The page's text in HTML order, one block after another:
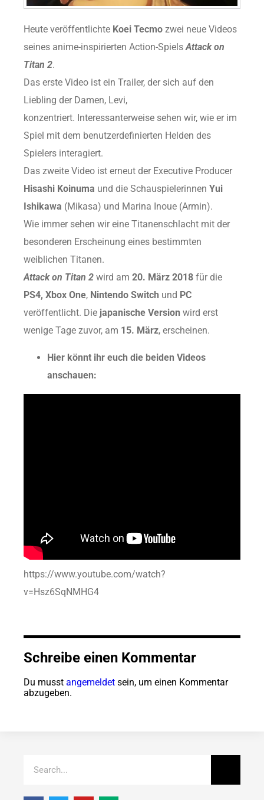
Heute veröffentlichte Koei Tecmo zwei neue Videos
seines anime-inspirierten Action-Spiels Attack on
Titan 2.
Das erste Video ist ein Trailer, der sich auf den
Liebling der Damen, Levi,
konzentriert. Interessanterweise sehen wir, wie er im
Spiel mit dem benutzerdefinierten Helden des
Spielers interagiert.
Das zweite Video ist erneut der Executive Producer
Hisashi Koinuma und die Schauspielerinnen Yui
Ishikawa (Mikasa) und Marina Inoue (Armin).
Wie immer sehen wir eine Titanenschlacht mit der
besonderen Erscheinung eines bestimmten
weiblichen Titanen.
Attack on Titan 2 wird am 20. März 2018 für die
PS4, Xbox One, Nintendo Switch und PC
veröffentlicht. Die japanische Version wird erst
wenige Tage zuvor, am 15. März, erscheinen.
Hier könnt ihr euch die beiden Videos
anschauen:
https://www.youtube.com/watch?
v=Hsz6SqNMHG4
Schreibe einen Kommentar
Du musst angemeldet sein, um einen Kommentar
abzugeben.